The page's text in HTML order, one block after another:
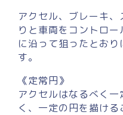
アクセル、ブレーキ
りと車両をコントロ
に沿って狙ったとお
す。
《定常円》
アクセルはなるべく
く、一定の円を描ける